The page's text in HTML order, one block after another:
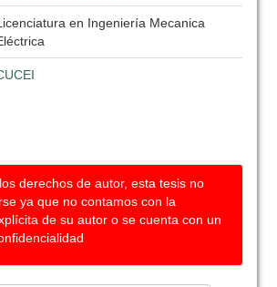
en Ingeniería Mecanica
derechos de autor, esta tesis no
ya que no contamos con la
de su autor o se cuenta con un